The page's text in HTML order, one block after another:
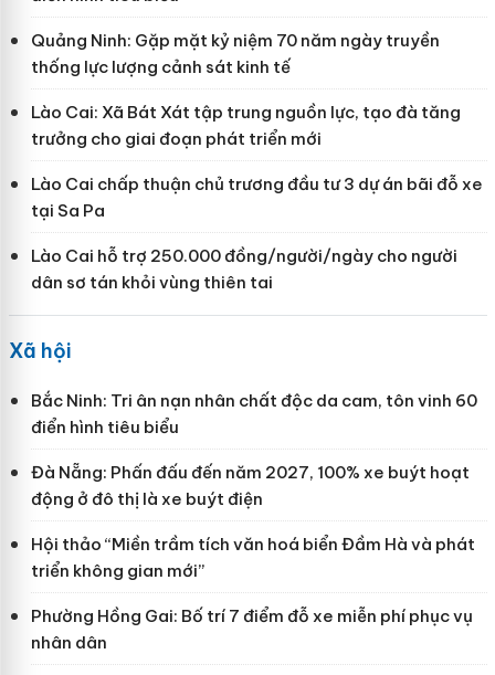
Quảng Ninh: Gặp mặt kỷ niệm 70 năm ngày truyền
thống lực lượng cảnh sát kinh tế
Lào Cai: Xã Bát Xát tập trung nguồn lực, tạo đà tăng
trưởng cho giai đoạn phát triển mới
Lào Cai chấp thuận chủ trương đầu tư 3 dự án bãi đỗ xe
tại Sa Pa
Lào Cai hỗ trợ 250.000 đồng/người/ngày cho người
dân sơ tán khỏi vùng thiên tai
Xã hội
Bắc Ninh: Tri ân nạn nhân chất độc da cam, tôn vinh 60
điển hình tiêu biểu
Đà Nẵng: Phấn đấu đến năm 2027, 100% xe buýt hoạt
động ở đô thị là xe buýt điện
Hội thảo “Miền trầm tích văn hoá biển Đầm Hà và phát
triển không gian mới”
Phường Hồng Gai: Bố trí 7 điểm đỗ xe miễn phí phục vụ
nhân dân